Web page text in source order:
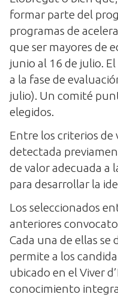
formar parte del
programas de
que ser mayores de
junio al 16 de julio.
a la fase de
julio). Un comité
elegidos.
Entre los criterios de
detectada
de valor adecuada a
para desarrollar la
Los seleccionados
anteriores
Cada una de ellas
permite a los
ubicado en el Viver
conocimiento